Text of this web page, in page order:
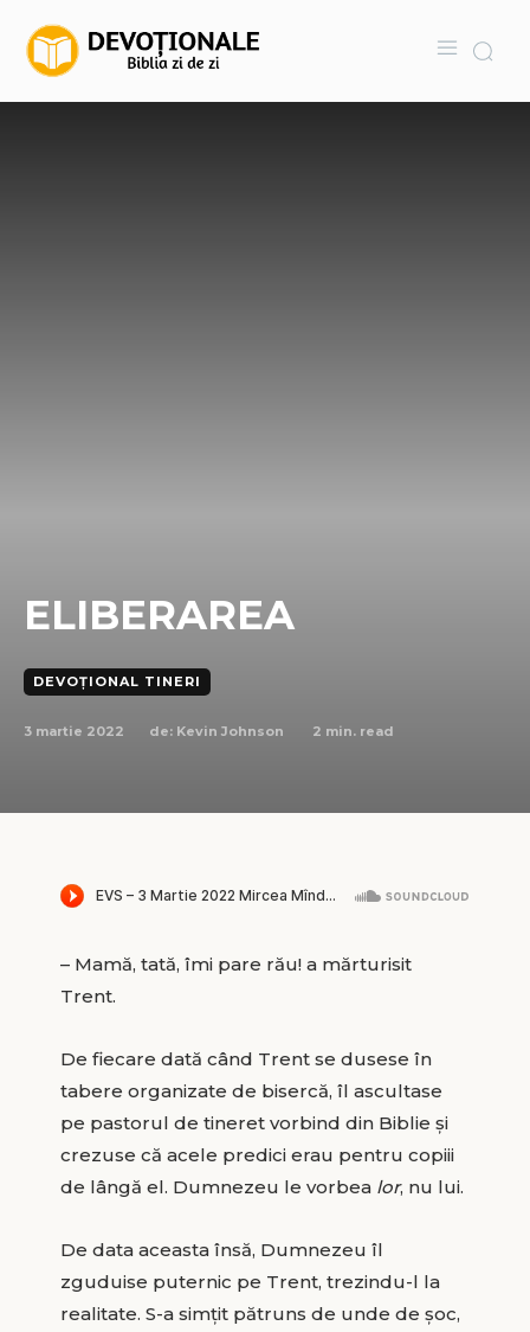
ELIBERAREA
DEVOȚIONAL TINERI
3 martie 2022 de: Kevin Johnson 2 min. read
– Mamă, tată, îmi pare rău! a mărturisit
Trent.
De fiecare dată când Trent se dusese în
tabere organizate de bisercă, îl ascultase
pe pastorul de tineret vorbind din Biblie și
crezuse că acele predici erau pentru copiii
de lângă el. Dumnezeu le vorbea lor, nu lui.
De data aceasta însă, Dumnezeu îl
zguduise puternic pe Trent, trezindu-l la
realitate. S-a simțit pătruns de unde de șoc,